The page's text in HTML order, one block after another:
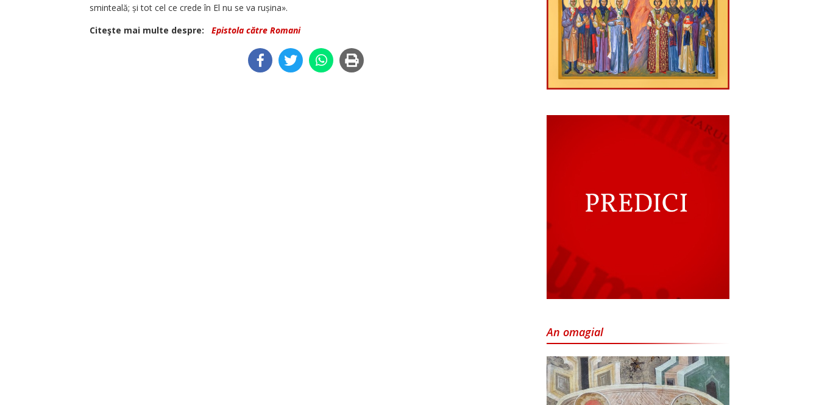
sminteală; și tot cel ce crede în El nu se va rușina».
Citeşte mai multe despre:
Epistola către Romani
An omagial